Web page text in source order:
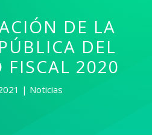
DE LA
DEL
FISCAL 2020
Noticias